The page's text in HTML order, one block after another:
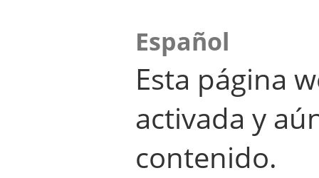
Español
Esta página
activada y
contenido.